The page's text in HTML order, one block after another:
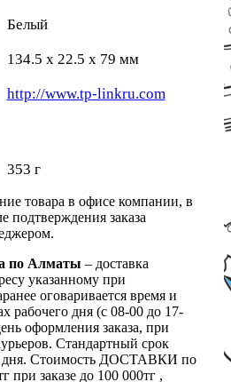
Белый
134.5 x 22.5 x 79 мм
http://www.tp-linkru.com
353 г
товара в офисе компании, в
подтверждения заказа
по Алматы – доставка
указанному при
оговаривается время и
рабочего дня (с 08-00 до 17-
оформления заказа, при
Стандартный срок
дня. Стоимость ДОСТАВКИ по
при заказе до 100 000тг ,